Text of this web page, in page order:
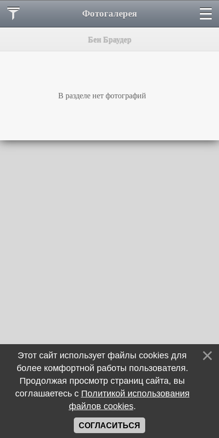
Фотогалерея
Бен Браудер
В разделе нет фотографий
Этот сайт использует файлы cookies для
более комфортной работы пользователя.
Продолжая просмотр страниц сайта, вы
соглашаетесь с Политикой использования
файлов cookies.
СОГЛАСИТЬСЯ